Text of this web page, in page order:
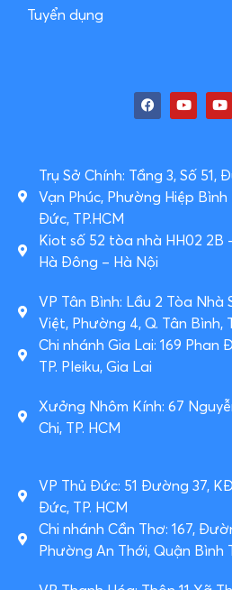
Tuyển dụng
Trụ Sở Chính: Tầng 3, Số 51,
Vạn Phúc, Phường Hiệp
Đức, TP.HCM
Kiot số 52 tòa nhà HH02 2B
Hà Đông – Hà Nội
VP Tân Bình: Lầu 2 Tòa
Việt, Phường 4, Q. Tân Bình,
Chi nhánh Gia Lai: 169 Phan
TP. Pleiku, Gia Lai
Xưởng Nhôm Kính: 67
Chi, TP. HCM
VP Thủ Đức: 51 Đường 37,
Đức, TP. HCM
Chi nhánh Cần Thơ: 167,
Phường An Thới, Quận Bình